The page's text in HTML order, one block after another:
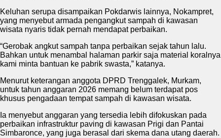
Keluhan serupa disampaikan Pokdarwis lainnya, Nokampret,
yang menyebut armada pengangkut sampah di kawasan
wisata nyaris tidak pernah mendapat perbaikan.
“Gerobak angkut sampah tanpa perbaikan sejak tahun lalu.
Bahkan untuk menambal halaman parkir saja material koralnya
kami minta bantuan ke pabrik swasta,” katanya.
Menurut keterangan anggota DPRD Trenggalek, Murkam,
untuk tahun anggaran 2026 memang belum terdapat pos
khusus pengadaan tempat sampah di kawasan wisata.
Ia menyebut anggaran yang tersedia lebih difokuskan pada
perbaikan infrastruktur paving di kawasan Prigi dan Pantai
Simbaronce, yang juga berasal dari skema dana utang daerah.